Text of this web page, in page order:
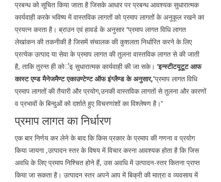
प्रबन्ध को सूचित किया जाता है जिसके आधार पर प्रबन्ध आवश्यक सुधारात्मक
कार्यवाही करके भविष्य में वास्तविक लागतों को प्रमाप लागतों के अनुकूल रखने का
प्रयत्न करता है। ब्राउन एवं हावर्ड के अनुसार ‘‘प्रमाप लागत विधि लागत
लेखांकन की तकनीकी है जिसमें संचालक की कुशलता निर्धारित करने के लिए
प्रत्येक उत्पाद या सेवा के प्रमाप लागत की तुलना वास्तविक लागत से की जाती
है, ताकि तुरन्त ही कोर्इ सुधारात्मक कार्यवाही की जा सके। ‘इन्स्टीटयूटूट आफ
कास्ट एण्ड मैनेजमैण्ट एकाउण्टेण्ट ऑफ इंग्लैण्ड के अनुसार,’’प्रमाप लागत विधि
प्रमाप लागतों की तैयारी और प्रयोग,उनकी वास्तविक लागतों से तुलना और कारणों
व प्रभावों के बिन्दुओं को दर्शाते हुए विचरणांशों का विश्लेषण है।’’
प्रमाप लागत का निर्धारण
एक बार निर्णय कर लेने के बाद कि किस प्रकार के प्रमाप की गणना व प्रयोग
किया जायगा ,उत्पादन स्तर के विषय में विचार करना आवश्यक होता है कि जिस
अवधि के लिए प्रमाप निश्चित होने हैं, उस अवधि में उत्पादन-स्तर कितना प्राप्त
किया जा सकता है। उत्पादन स्तर अपने आप में बिक्री की मात्रा व व्यवसाय में